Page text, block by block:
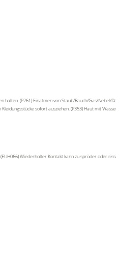
(P261) Einatmen von Staub/Rauch/Gas/Nebel/
sofort ausziehen. (P353) Haut mit
Wiederholter Kontakt kann zu spröder oder